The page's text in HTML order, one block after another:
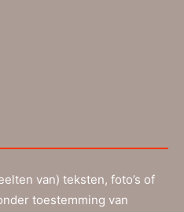
van) teksten, foto’s of
toestemming van